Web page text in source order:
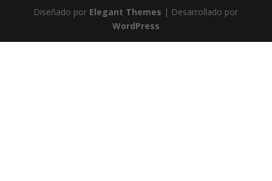
Diseñado por Elegant Themes | Desarrollado por
WordPress